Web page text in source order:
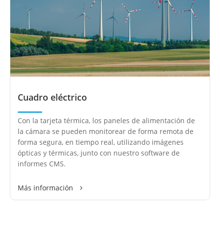
Cuadro eléctrico
Con la tarjeta térmica, los paneles de alimentación de
la cámara se pueden monitorear de forma remota de
forma segura, en tiempo real, utilizando imágenes
ópticas y térmicas, junto con nuestro software de
informes CMS.
Más información